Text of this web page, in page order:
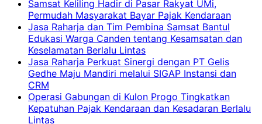
Samsat Keliling Hadir di Pasar Rakyat UMi,
Permudah Masyarakat Bayar Pajak Kendaraan
Jasa Raharja dan Tim Pembina Samsat Bantul
Edukasi Warga Canden tentang Kesamsatan dan
Keselamatan Berlalu Lintas
Jasa Raharja Perkuat Sinergi dengan PT Gelis
Gedhe Maju Mandiri melalui SIGAP Instansi dan
CRM
Operasi Gabungan di Kulon Progo Tingkatkan
Kepatuhan Pajak Kendaraan dan Kesadaran Berlalu
Lintas